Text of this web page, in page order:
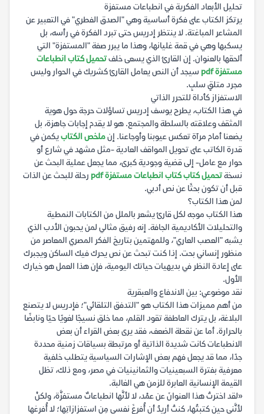
تحليل الأبعاد الفكرية في انطباعات مستفزة
يرتكز الكتاب على فكرة أساسية وهي "الصدق الفطري" في التعبير عن
المشاعر المباغتة. لا ينتظر إدريس حتى تبرد الفكرة في رأسه، بل
يسكبها وهي في قمة غليانها، وهذا ما يبرر صفة "المستفزة" التي
ألحقها بالعنوان. إن القارئ الذي يسعى خلفتحميل كتاب انطباعات
مستفزة pdf
سيجد أن النص يعامل القارئ كشريك في الحوار وليس
مجرد متلقٍ سلبٍ.
الاستفزاز كأداة للتحرر الذاتي
في هذا الكتاب، يطرح يوسف إدريس تساؤلات حرجة حول هوية
المثقف وعلاقته بالسلطة والمجتمع. هو لا يقدم إجابات جاهزة، بل
يضعنا أمام مرآة تعكس عيوبنا وأوجاعنا. إنملخص الكتابيكمن في
قدرة الكاتب على تحويل المواقف العادية -مثل مشهد في شارع أو
حوار مع عامل- إلى قضية وجودية كبرى، مما يجعل عملية البحث عن
نسخةتحميل كتاب كتاب انطباعات مستفزة pdf
رحلة للبحث عن الذات
قبل أن تكون بحثًا عن نص أدبي.
لمن هذا الكتاب؟
هذا الكتاب موجه لكل قارئ يشعر بالملل من الكتابات النمطية
والتحليلات الأكاديمية الجافة. إنه رفيق مثالي لمن يحبون الأدب الذي
يشبه "العصب العاري"، وللمهتمين بتاريخ الفكر المصري المعاصر من
منظور إنساني بحت. إذا كنت تبحث عن نص يحرك فيك الساكن ويجبرك
على إعادة النظر في بديهيات حياتك اليومية، فإن هذا العمل هو خيارك
الأول.
نقد موضوعي: بين الاندفاع والعبقرية
من أهم مميزات هذا الكتاب هو "التدفق التلقائي"؛ فإدريس لا يتصنع
البلاغة، بل يترك العاطفة تقود القلم، مما خلق نسيجًا لغويًا حيًا ونابضًا
بالحرارة. أما عن نقطة الضعف، فقد يرى بعض القراء أن بعض
الانطباعات كانت شديدة الذاتية أو مرتبطة بسياقات زمنية محددة
جدًا، مما قد يجعل فهم بعض الإشارات السياسية يتطلب خلفية
معرفية بفترة السبعينيات والثمانينيات في مصر، ومع ذلك، تظل
القيمة الإنسانية العابرة للزمن هي الغالبة.
«لقد اخترتُ هذا العنوانَ عن عمْد، لا لأنَّها انطباعاتٌ مستفزَّة، ولكنْ
لأنَّني حين كتبتُها، كنتُ أريدُ أن أُفرِغَ نفسي مِن استفزازاتِها؛ لا أُفرِغها